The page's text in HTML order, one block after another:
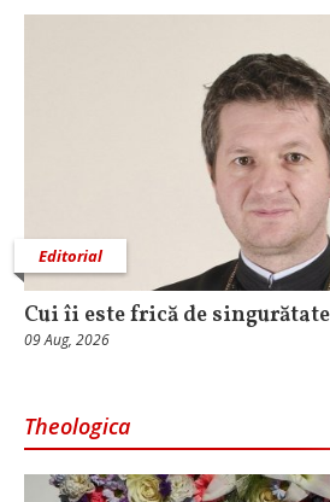
Editorial
Cui îi este frică de
09 Aug, 2026
Theologica